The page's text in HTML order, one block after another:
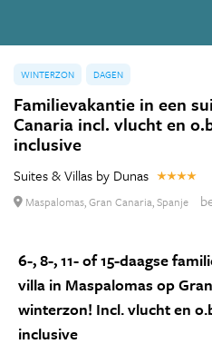
WINTERZON DAGEN
Familievakantie in een
Canaria incl. vlucht en
inclusive
Suites & Villas by Dunas
Maspalomas, Gran Canaria, Spanje
6-, 8-, 11- of 15-daagse
villa in Maspalomas op
winterzon! Incl. vlucht en
inclusive